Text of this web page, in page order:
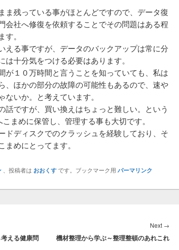
ま残っている事がほとんどですので、データ復
会社へ修復を依頼することでその問題はある程
。
える事ですが、データのバックアップは常に分
十分気をつける必要はあります。
が１０万時間と言うことを知っていても、私は
、ほかの部分の故障の可能性もあるので、速や
いか。と考えています。
話ですが、買い換えはちょっと難しい。という
まめに保管し、管理する事も大切です。
ドディスクでのクラッシュを経験しており、そ
めにとってます。
、投稿者は おおくすです。ブックマーク用 パーマリンク
える健康問
Next →
post:
機材整理から学ぶ～整理整頓のあれこれ